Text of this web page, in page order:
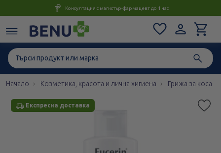
Консултация с магистър-фармацевт до 1 час
Начало Козметика, красота и лична хигиена Грижа за коса
Експресна доставка